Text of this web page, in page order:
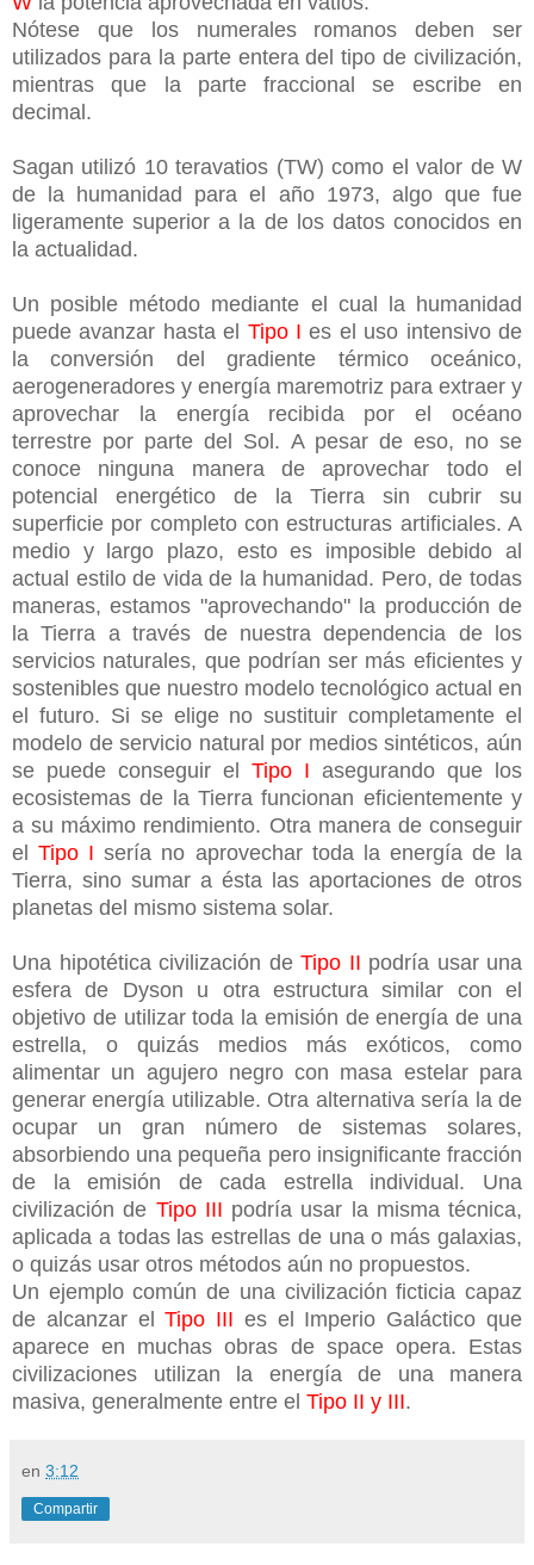
Nótese que los numerales romanos deben ser
utilizados para la parte entera del tipo de civilización,
mientras que la parte fraccional se escribe en
decimal.
Sagan utilizó 10 teravatios (TW) como el valor de W
de la humanidad para el año 1973, algo que fue
ligeramente superior a la de los datos conocidos en
la actualidad.
Un posible método mediante el cual la humanidad
puede avanzar hasta el Tipo I es el uso intensivo de
la conversión del gradiente térmico oceánico,
aerogeneradores y energía maremotriz para extraer y
aprovechar la energía recibida por el océano
terrestre por parte del Sol. A pesar de eso, no se
conoce ninguna manera de aprovechar todo el
potencial energético de la Tierra sin cubrir su
superficie por completo con estructuras artificiales. A
medio y largo plazo, esto es imposible debido al
actual estilo de vida de la humanidad. Pero, de todas
maneras, estamos "aprovechando" la producción de
la Tierra a través de nuestra dependencia de los
servicios naturales, que podrían ser más eficientes y
sostenibles que nuestro modelo tecnológico actual en
el futuro. Si se elige no sustituir completamente el
modelo de servicio natural por medios sintéticos, aún
se puede conseguir el Tipo I asegurando que los
ecosistemas de la Tierra funcionan eficientemente y
a su máximo rendimiento. Otra manera de conseguir
elTipo I sería no aprovechar toda la energía de la
Tierra, sino sumar a ésta las aportaciones de otros
planetas del mismo sistema solar.
Una hipotética civilización de Tipo II podría usar una
esfera de Dyson u otra estructura similar con el
objetivo de utilizar toda la emisión de energía de una
estrella, o quizás medios más exóticos, como
alimentar un agujero negro con masa estelar para
generar energía utilizable. Otra alternativa sería la de
ocupar un gran número de sistemas solares,
absorbiendo una pequeña pero insignificante fracción
de la emisión de cada estrella individual. Una
civilización de Tipo III podría usar la misma técnica,
aplicada a todas las estrellas de una o más galaxias,
o quizás usar otros métodos aún no propuestos.
Un ejemplo común de una civilización ficticia capaz
de alcanzar elTipo III es el Imperio Galáctico que
aparece en muchas obras de space opera. Estas
civilizaciones utilizan la energía de una manera
masiva, generalmente entre el Tipo II y III.
en 3:12
Compartir